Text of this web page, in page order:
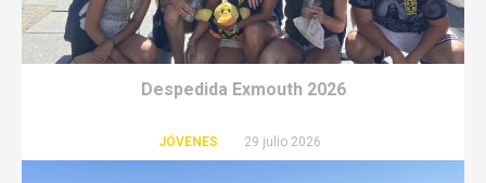
Despedida Exmouth 2026
JÓVENES 29 julio 2026